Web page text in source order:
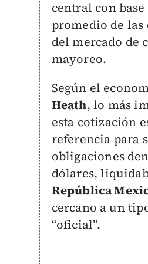
central con
promedio de las
del mercado de
mayoreo.
Según el
Heath, lo más
esta cotización
referencia para
obligaciones
dólares,
República
cercano a un
“oficial”.